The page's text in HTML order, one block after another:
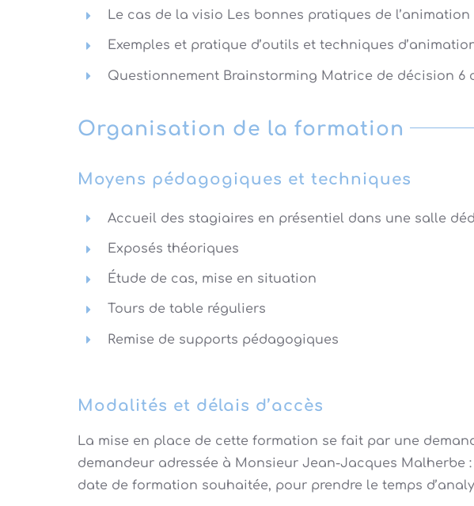
Le cas de la visio Les bonnes pratiques de
Exemples et pratique d’outils et techniques
Questionnement Brainstorming Matrice de décision 6
Organisation de la formation
Moyens pédagogiques et techniques
Accueil des stagiaires en présentiel dans une salle
Exposés théoriques
Étude de cas, mise en situation
Tours de table réguliers
Remise de supports pédagogiques
Modalités et délais d’accès
La mise en place de cette formation se fait par une
demandeur adressée à Monsieur Jean-Jacques Malherbe :
date de formation souhaitée, pour prendre le temps